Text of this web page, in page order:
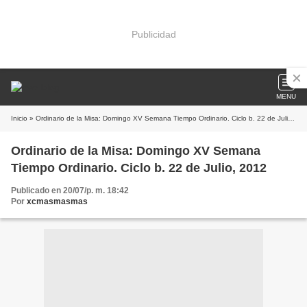
Publicidad
MENU
Inicio » Ordinario de la Misa: Domingo XV Semana Tiempo Ordinario. Ciclo b. 22 de Julio, 2012
Ordinario de la Misa: Domingo XV Semana
Tiempo Ordinario. Ciclo b. 22 de Julio, 2012
Publicado en 20/07/p. m. 18:42
Por xcmasmasmas